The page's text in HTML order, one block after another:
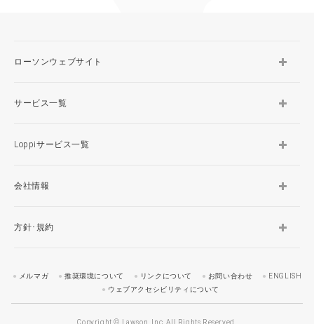
ローソンウェブサイト
サービス一覧
Loppiサービス一覧
会社情報
方針･規約
メルマガ 推奨環境について リンクについて お問い合わせ
ENGLISH
ウェブアクセシビリティについて
Copyright © Lawson, Inc. All Rights Reserved.